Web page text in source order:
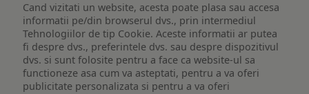
Cand vizitati un website, acesta poate plasa sau accesa
informatii pe/din browserul dvs., prin intermediul
Tehnologiilor de tip Cookie. Aceste informatii ar putea
fi despre dvs., preferintele dvs. sau despre dispozitivul
dvs. si sunt folosite pentru a face ca website-ul sa
functioneze asa cum va asteptati, pentru a va oferi
publicitate personalizata si pentru a va oferi